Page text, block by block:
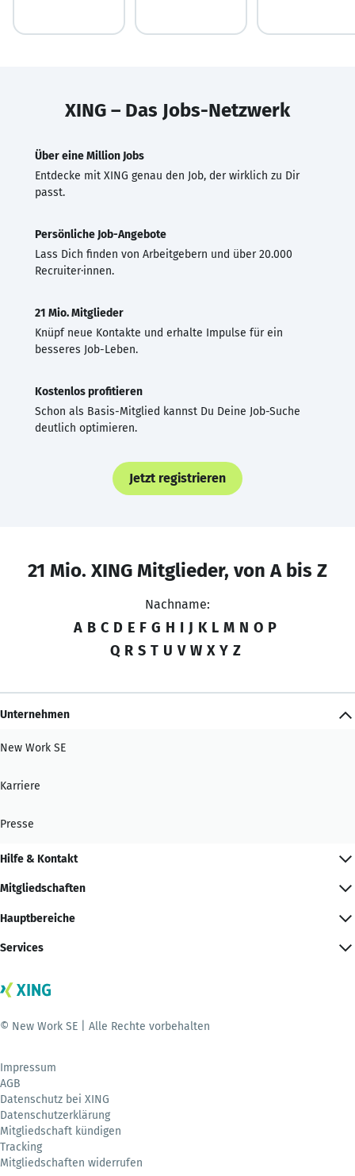
XING – Das Jobs-Netzwerk
Über eine Million Jobs
Entdecke mit XING genau den Job, der wirklich zu Dir
passt.
Persönliche Job-Angebote
Lass Dich finden von Arbeitgebern und über 20.000
Recruiter·innen.
21 Mio. Mitglieder
Knüpf neue Kontakte und erhalte Impulse für ein
besseres Job-Leben.
Kostenlos profitieren
Schon als Basis-Mitglied kannst Du Deine Job-Suche
deutlich optimieren.
Jetzt registrieren
21 Mio. XING Mitglieder, von A bis Z
Nachname:
A B C D E F G H I J K L M N O P
Q R S T U V W X Y Z
Unternehmen
New Work SE
Karriere
Presse
Hilfe & Kontakt
Mitgliedschaften
Hauptbereiche
Services
© New Work SE | Alle Rechte vorbehalten
Impressum
AGB
Datenschutz bei XING
Datenschutzerklärung
Mitgliedschaft kündigen
Tracking
Mitgliedschaften widerrufen